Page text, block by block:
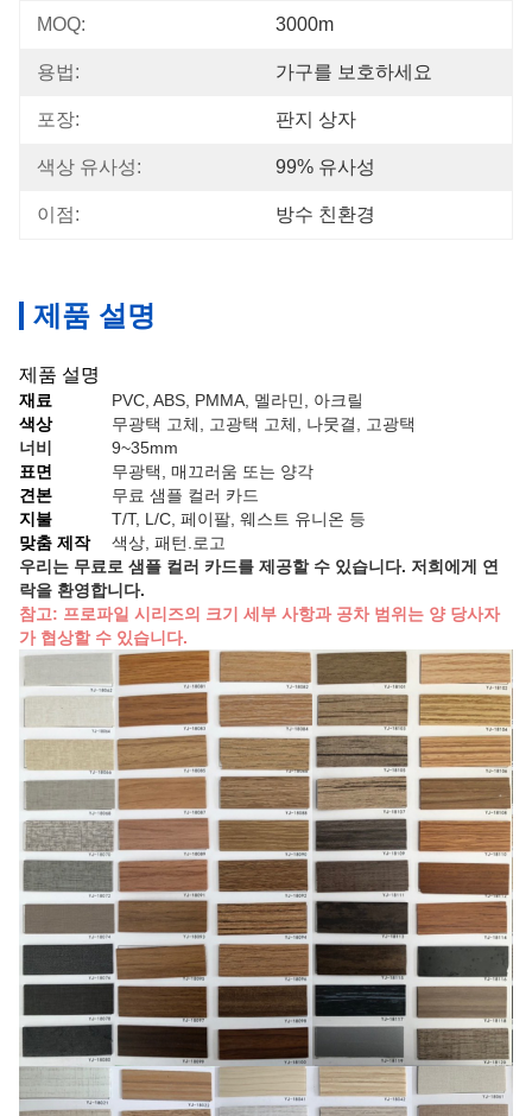
MOQ: 3000m
용법: 가구를 보호하세요
포장: 판지 상자
색상 유사성: 99% 유사성
이점: 방수 친환경
제품 설명
제품 설명
재료
PVC, ABS, PMMA, 멜라민, 아크릴
색상
무광택 고체, 고광택 고체, 나뭇결, 고광택
너비
9~35mm
표면
무광택, 매끄러움 또는 양각
견본
무료 샘플 컬러 카드
지불
T/T, L/C, 페이팔, 웨스트 유니온 등
맞춤 제작
색상, 패턴.로고
우리는 무료로 샘플 컬러 카드를 제공할 수 있습니다. 저희에게 연
락을 환영합니다.
참고: 프로파일 시리즈의 크기 세부 사항과 공차 범위는 양 당사자
가 협상할 수 있습니다.